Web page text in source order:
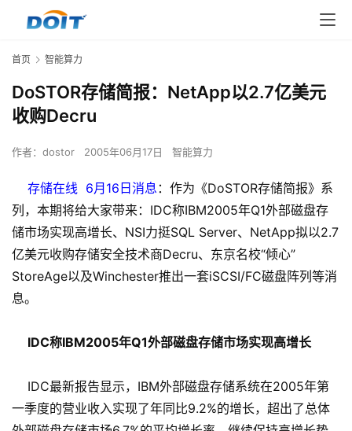
首页 智能算力
DoSTOR存储简报：NetApp以2.7亿美元
收购Decru
作者： dostor 2005年06月17日 智能算力
存储在线 6月16日消息 ：作为《DoSTOR存储简报》系
列，本期将给大家带来：IDC称IBM2005年Q1外部磁盘存
储市场实现高增长、NSI力挺SQL Server、NetApp拟以2.7
亿美元收购存储安全技术商Decru、东京名校“倾心”
StoreAge以及Winchester推出一套iSCSI/FC磁盘阵列等消
息。
IDC称IBM2005年Q1外部磁盘存储市场实现高增长
IDC最新报告显示，IBM外部磁盘存储系统在2005年第
一季度的营业收入实现了年同比9.2%的增长，超出了总体